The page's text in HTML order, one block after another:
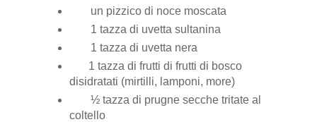
un pizzico di noce moscata
1 tazza di uvetta sultanina
1 tazza di uvetta nera
1 tazza di frutti di frutti di bosco
disidratati (mirtilli, lamponi, more)
½ tazza di prugne secche tritate al
coltello